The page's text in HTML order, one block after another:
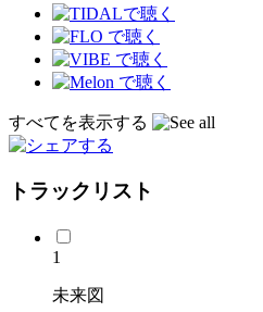
すべてを表示する
トラックリスト
1
未来図